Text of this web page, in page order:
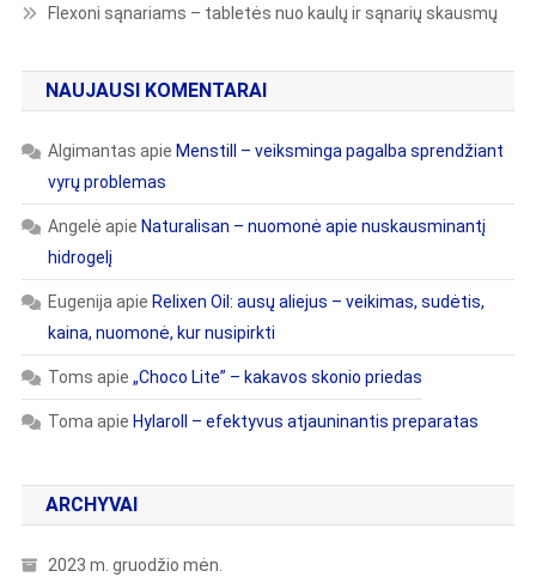
Flexoni sąnariams – tabletės nuo kaulų ir sąnarių skausmų
NAUJAUSI KOMENTARAI
Algimantas apie Menstill – veiksminga pagalba sprendžiant
vyrų problemas
Angelė apie Naturalisan – nuomonė apie nuskausminantį
hidrogelį
Eugenija apie Relixen Oil: ausų aliejus – veikimas, sudėtis,
kaina, nuomonė, kur nusipirkti
Toms apie „Choco Lite” – kakavos skonio priedas
Toma apie Hylaroll – efektyvus atjauninantis preparatas
ARCHYVAI
2023 m. gruodžio mėn.